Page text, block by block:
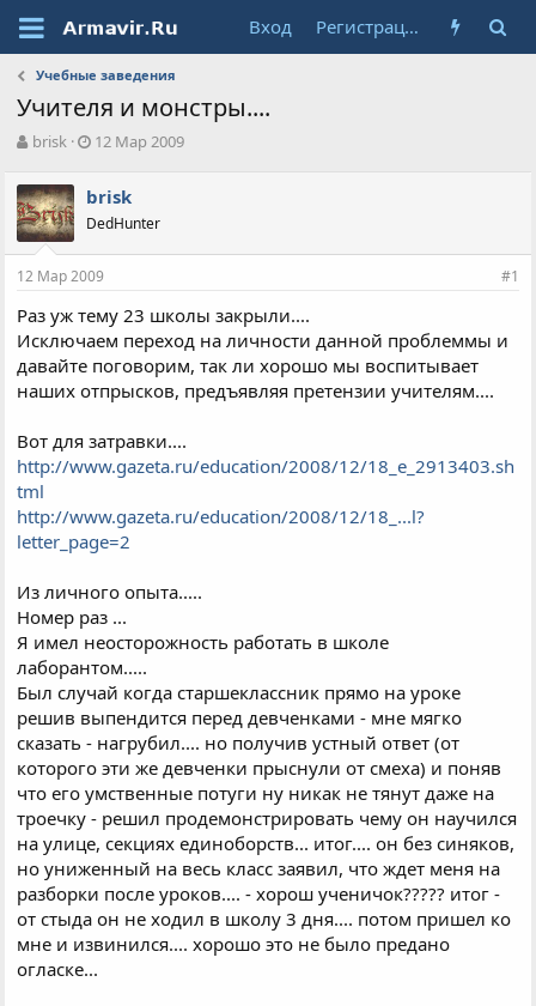
Вход Регистрация
Учебные заведения
Учителя и монстры....
А
т
о
р
т
е
ы
brisk
Д
а
н
ч
л
а
12 Мар 2009
brisk
DedHunter
12 Мар 2009 #1
Раз уж тему 23 школы закрыли....
Исключаем переход на личности данной проблеммы и
давайте поговорим, так ли хорошо мы воспитывает
наших отпрысков, предъявляя претензии учителям....
Вот для затравки....
http://www.gazeta.ru/education/2008/12/18_e_2913403.sh
tml
http://www.gazeta.ru/education/2008/12/18_...l?
letter_page=2
Из личного опыта.....
Номер раз ...
Я имел неосторожность работать в школе
лаборантом.....
Был случай когда старшеклассник прямо на уроке
решив выпендится перед девченками - мне мягко
сказать - нагрубил.... но получив устный ответ (от
которого эти же девченки прыснули от смеха) и поняв
что его умственные потуги ну никак не тянут даже на
троечку - решил продемонстрировать чему он научился
на улице, секциях единоборств... итог.... он без синяков,
но униженный на весь класс заявил, что ждет меня на
разборки после уроков.... - хорош ученичок????? итог -
от стыда он не ходил в школу 3 дня.... потом пришел ко
мне и извинился.... хорошо это не было предано
огласке...